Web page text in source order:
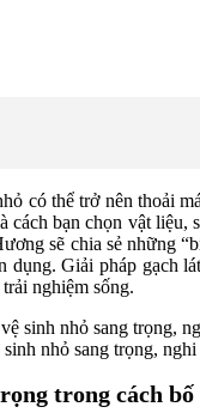
có thể trở nên thoải
cách bạn chọn vật
sẽ chia sẻ những
dụng. Giải pháp gạch
nghiệm sống.
nhỏ sang trọng, nghi
trong cách